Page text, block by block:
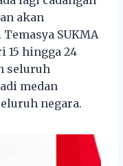
akan
SUKMA
15 hingga 24
seluruh
medan
negara.